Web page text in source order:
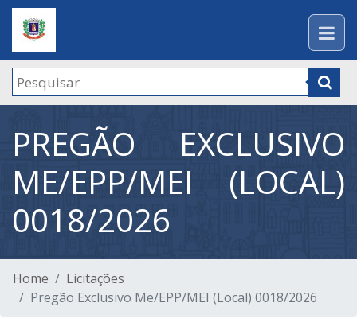
PREGÃO EXCLUSIVO
ME/EPP/MEI (LOCAL)
0018/2026
Home
Licitações
Pregão Exclusivo Me/EPP/MEI (Local) 0018/2026